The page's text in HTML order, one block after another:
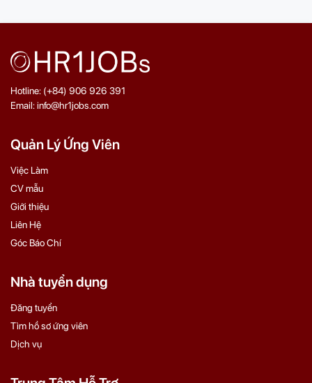
Hotline: (+84) 906 926 391
Email: info@hr1jobs.com
Quản Lý Ứng Viên
Việc Làm
CV mẫu
Giới thiệu
Liên Hệ
Góc Báo Chí
Nhà tuyển dụng
Đăng tuyển
Tìm hồ sơ ứng viên
Dịch vụ